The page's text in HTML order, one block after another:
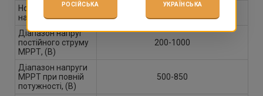
Номінальна
напруга, (В)
Діапазон напруг
постійного струму
МРРТ, (В)
200-1000
Діапазон напруги
MPPT при повній
потужності, (В)
500-850
РОСІЙСЬКА УКРАЇНСЬКА